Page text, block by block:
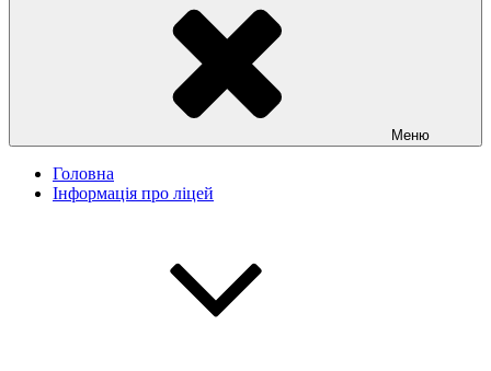
Меню
Головна
Інформація про ліцей